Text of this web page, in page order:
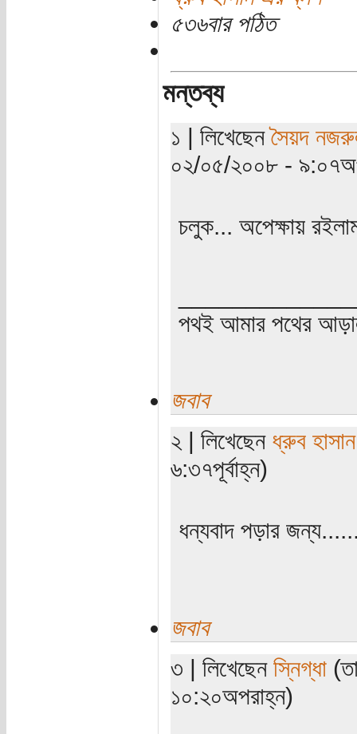
৫৩৬বার পঠিত
মন্তব্য
১ | লিখেছেনসৈয়দ
০২/০৫/২০০৮ -
চলুক... অপেক্ষায়
পথই আমার পথের
জবাব
২ | লিখেছেন ধ্রুব হাসান
৬:৩৭পূর্বাহ্ন)
ধন্যবাদ পড়ার
জবাব
৩ | লিখেছেন স্নিগ্ধা
১০:২০অপরাহ্ন)